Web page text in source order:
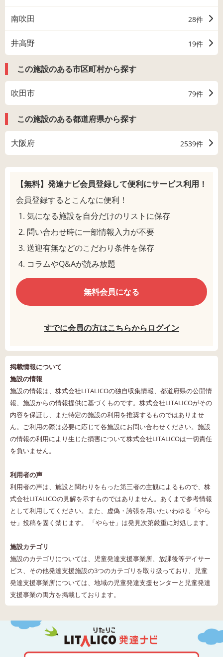
南吹田 28件
井高野 19件
この施設のある市区町村から探す
吹田市 79件
この施設のある都道府県から探す
大阪府 2539件
【無料】発達ナビ会員登録して便利にサービス利用！
会員登録するとこんなに便利！
気になる施設を自分だけのリストに保存
問い合わせ時に一部情報入力が不要
送迎有無などのこだわり条件を保存
コラムやQ&Aが読み放題
無料会員になる
すでに会員の方はこちらからログイン
掲載情報について
施設の情報
施設の情報は、株式会社LITALICOの独自収集情報、都道府県の公開情
報、施設からの情報提供に基づくものです。株式会社LITALICOがその
内容を保証し、また特定の施設の利用を推奨するものではありませ
ん。ご利用の際は必要に応じて各施設にお問い合わせください。施設
の情報の利用により生じた損害について株式会社LITALICOは一切責任
を負いません。
利用者の声
利用者の声は、施設と関わりをもった第三者の主観によるもので、株
式会社LITALICOの見解を示すものではありません。あくまで参考情報
として利用してください。また、虚偽・誇張を用いたいわゆる「やら
せ」投稿を固く禁じます。 「やらせ」は発見次第厳重に対処します。
施設カテゴリ
施設のカテゴリについては、児童発達支援事業所、放課後等デイサー
ビス、その他発達支援施設の3つのカテゴリを取り扱っており、児童
発達支援事業所については、地域の児童発達支援センターと児童発達
支援事業の両方を掲載しております。